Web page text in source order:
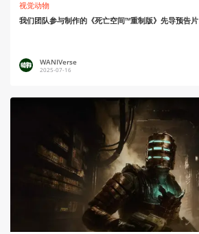
视觉动物
我们团队参与制作的《死亡空间™重制版》先导预告片
WANIVerse
2025-07-16